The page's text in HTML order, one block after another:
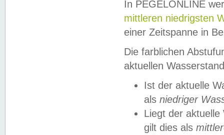
In PEGELONLINE
mittleren niedrigsten
einer Zeitspanne in
Die farblichen
aktuellen
Ist der aktuelle
als niedriger
Liegt der
gilt dies als